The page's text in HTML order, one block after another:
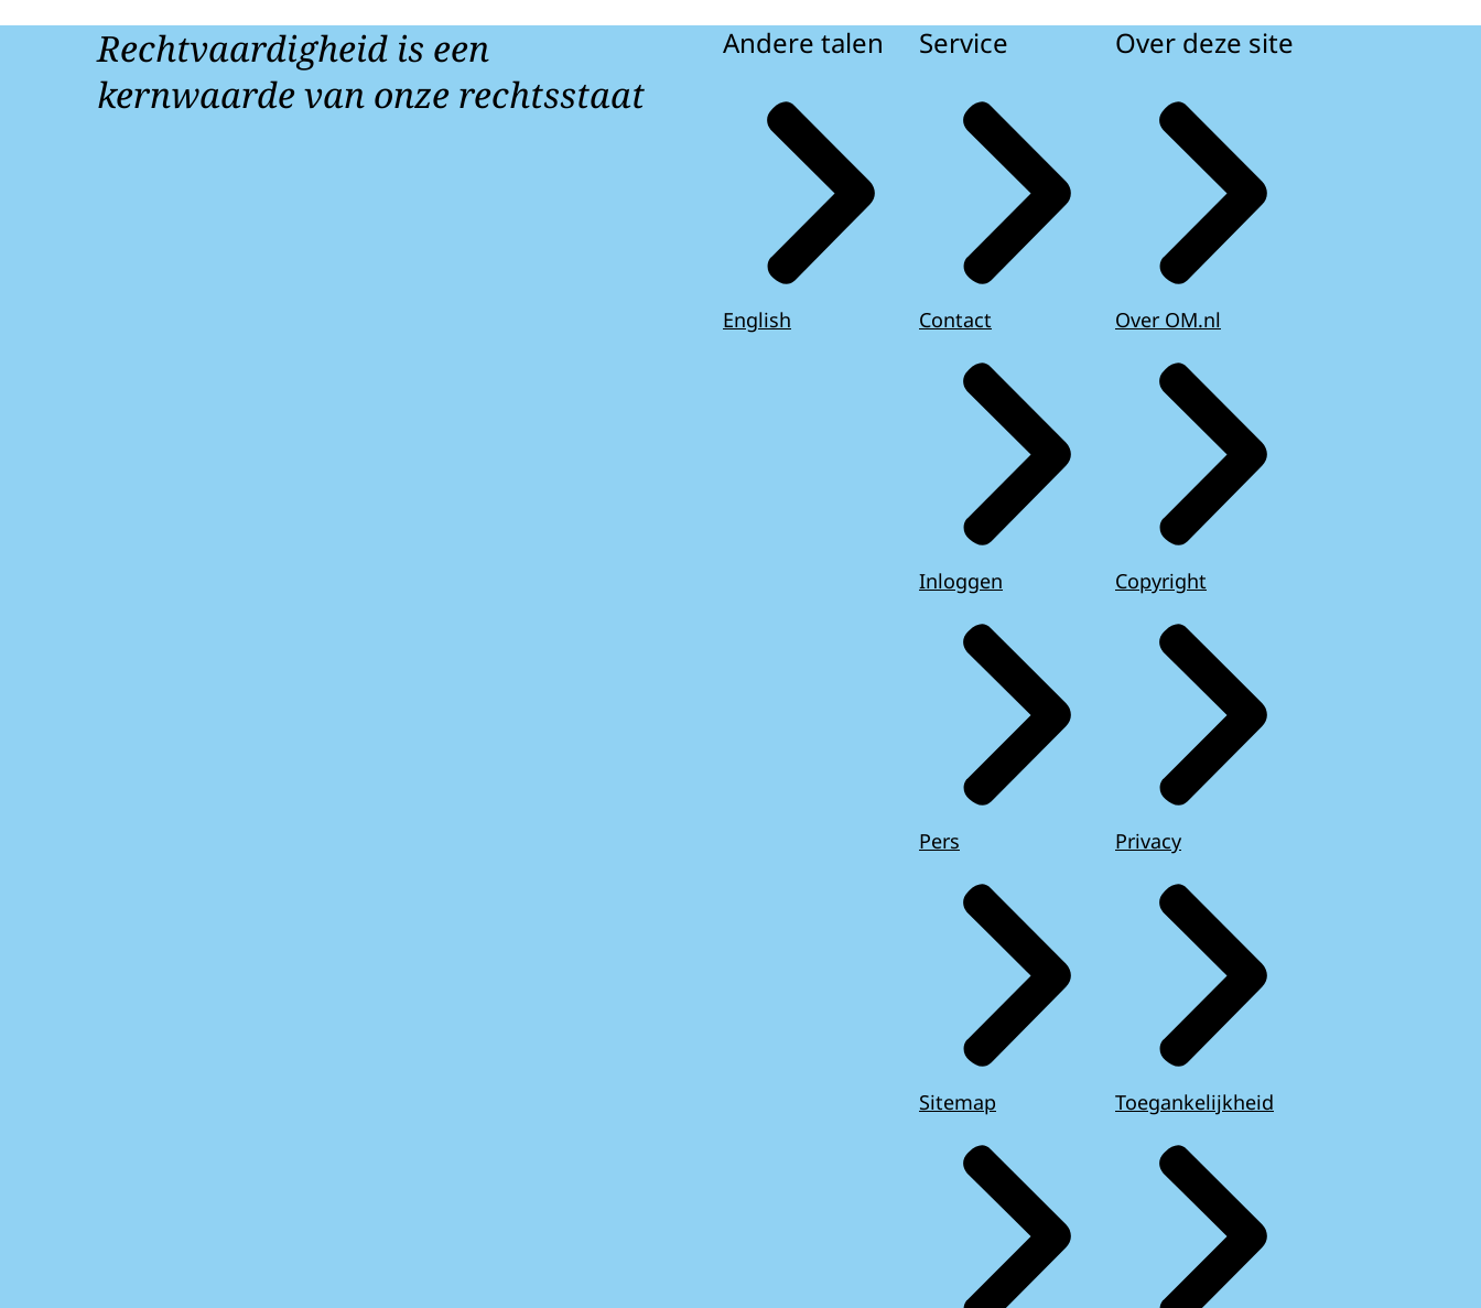
Rechtvaardigheid is een
kernwaarde van onze rechtsstaat
Andere talen
English
Service
Contact
Inloggen
Pers
Sitemap
Over deze site
Over OM.nl
Copyright
Privacy
Toegankelijkheid